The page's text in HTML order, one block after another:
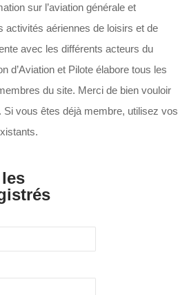
sur l’aviation générale et
activités aériennes de loisirs et de
avec les différents acteurs du
d’Aviation et Pilote élabore tous les
du site. Merci de bien vouloir
vous êtes déjà membre, utilisez vos